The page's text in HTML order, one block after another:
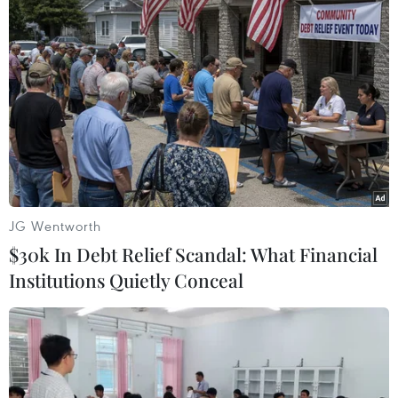
Từ phát hành thành công 2.000 tỷ đồng trái
phiếu xanh đầu tiên tại Việt Nam, đến việc mở
rộng danh mục tín dụng xanh và hợp tác với các
tổ chức quốc tế như JBIC, AFD, KFW,
Vietcombank đang dẫn đầu xu hướng tài chính
bền vững tại khu vực.
Năm 2024, tín dụng xanh tại Vietcombank tiếp
tục được mở rộng, với dư nợ cấp cho các dự án
xanh chiếm 3,3% tổng dư nợ, tập trung vào
năng lượng tái tạo, năng lượng sạch, quản lý
nước bền vững, xử lý chất thải, phòng chống ô
nhiễm và giao thông bền vững. Ngân hàng cũng
được xếp hạng tốp 20 doanh nghiệp có chỉ số
Phát triển bền vững tốt nhất Việt Nam (VNSI)
bởi Sở Giao dịch Chứng khoán Thành phố Hồ
Chí Minh (HOSE).
JG Wentworth
$30k In Debt Relief Scandal: What Financial
Institutions Quietly Conceal